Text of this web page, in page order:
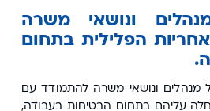
ונושאי משרה
הפלילית בתחום
מנהלים ונושאי משרה להתמודד עם
עליהם בתחום הבטיחות בעבודה,